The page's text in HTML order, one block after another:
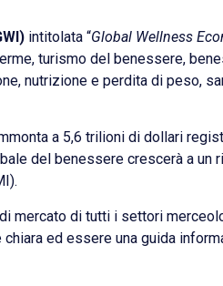
intitolata “Global Wellness
turismo del benessere,
nutrizione e perdita di peso,
a 5,6 trilioni di dollari
del benessere crescerà a
mercato di tutti i settori
ed essere una guida